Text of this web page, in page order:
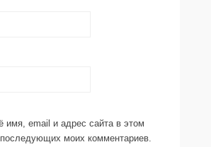
имя, email и адрес сайта в этом
моих комментариев.